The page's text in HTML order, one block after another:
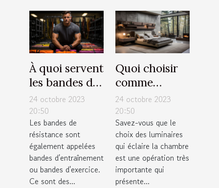
À quoi servent
les bandes de
résistance ?
24 octobre 2023
20:50
Les bandes de
résistance sont
également appelées
bandes d'entraînement
ou bandes d'exercice.
Ce sont des...
Quoi choisir
comme
luminaires
pour sa
chambre ?
24 octobre 2023
20:50
Savez-vous que le
choix des luminaires
qui éclaire la chambre
est une opération très
importante qui
présente...